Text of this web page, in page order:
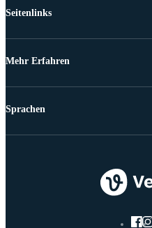
Seitenlinks
Mehr Erfahren
Sprachen